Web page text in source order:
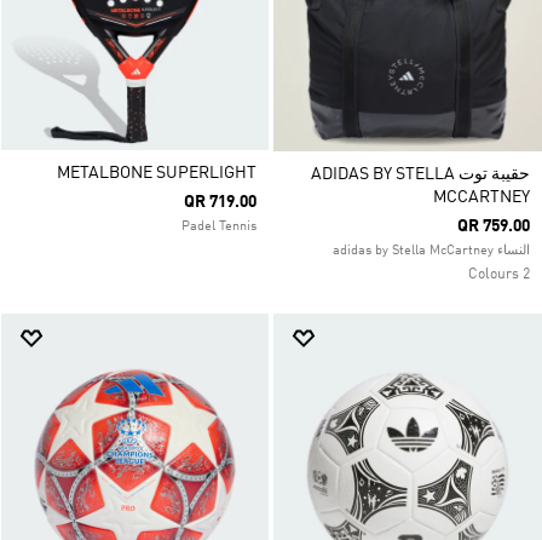
حقيبة توت ADIDAS BY STELLA
MCCARTNEY
QR 759.00
النساء adidas by Stella McCartney
2 Colours
METALBONE SUPERLIGHT
QR 719.00
Padel Tennis